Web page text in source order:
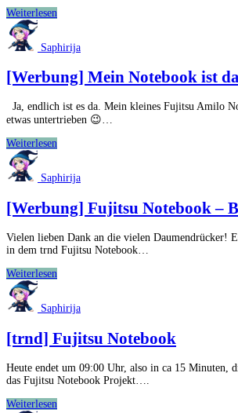
Weiterlesen
ein
zum
Testen
haben
Saphirija
[Werbung] Mein Notebook ist
Ja, endlich ist es da. Mein kleines Fujitsu Amilo
etwas untertrieben 😉…
Weiterlesen
ist
Saphirija
[Werbung] Fujitsu Notebook –
Vielen lieben Dank an die vielen Daumendrücker!
in dem trnd Fujitsu Notebook…
Weiterlesen
–
dabei!
Saphirija
[trnd] Fujitsu Notebook
Heute endet um 09:00 Uhr, also in ca 15 Minuten,
das Fujitsu Notebook Projekt….
Weiterlesen